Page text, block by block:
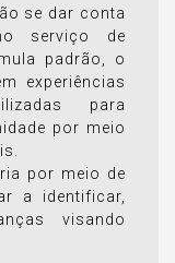
se dar conta
serviço de
padrão, o
experiências
para
por meio
por meio de
a identificar,
visando